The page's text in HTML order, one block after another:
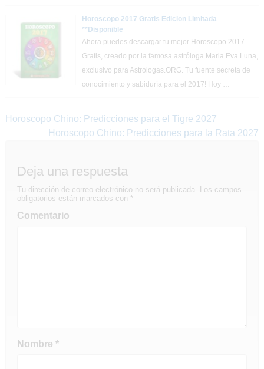
Horoscopo 2017 Gratis Edicion Limitada
**Disponible
Ahora puedes descargar tu mejor Horoscopo 2017
Gratis, creado por la famosa astróloga Maria Eva Luna,
exclusivo para Astrologas.ORG. Tu fuente secreta de
conocimiento y sabiduría para el 2017! Hoy …
Navegación
entradas
Horoscopo Chino: Predicciones para el Tigre 2027
Horoscopo Chino: Predicciones para la Rata 2027
Deja una respuesta
Tu dirección de correo electrónico no será publicada. Los campos
obligatorios están marcados con *
Comentario
Nombre *